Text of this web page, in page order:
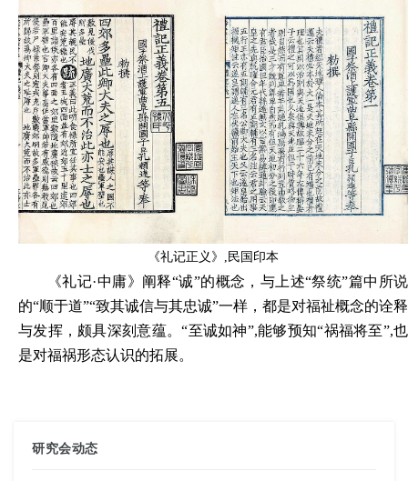
《礼记正义》 ,民国印本
《礼记·中庸》阐释“诚”的概念，与上述“祭统”篇中所说
的“顺于道”“致其诚信与其忠诚”一样，都是对福祉概念的诠释
与发挥，颇具深刻意蕴。“至诚如神”,能够预知“祸福将至”,也
是对福祸形态认识的拓展。
研究会动态